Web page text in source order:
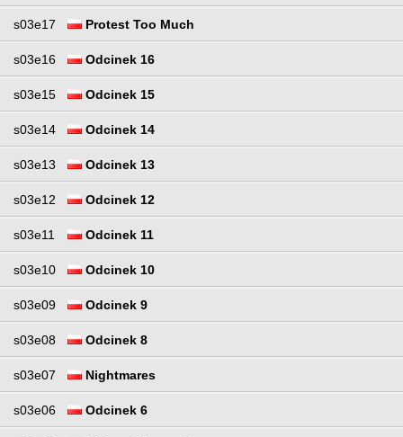
s03e17 Protest Too Much
s03e16 Odcinek 16
s03e15 Odcinek 15
s03e14 Odcinek 14
s03e13 Odcinek 13
s03e12 Odcinek 12
s03e11 Odcinek 11
s03e10 Odcinek 10
s03e09 Odcinek 9
s03e08 Odcinek 8
s03e07 Nightmares
s03e06 Odcinek 6